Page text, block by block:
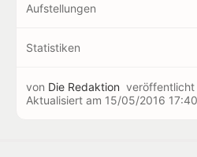
Aufstellungen
Statistiken
von Die Redaktion veröffentlicht
Aktualisiert am 15/05/2016 17:40